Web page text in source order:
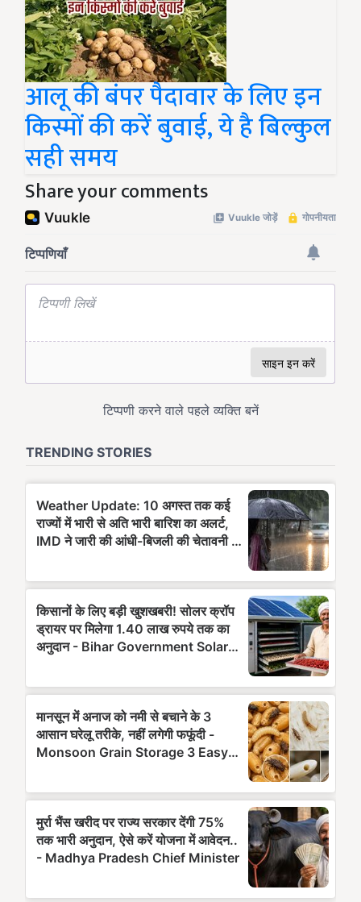
आलू की बंपर पैदावार के लिए इन
किस्मों की करें बुवाई, ये है बिल्कुल
सही समय
Share your comments